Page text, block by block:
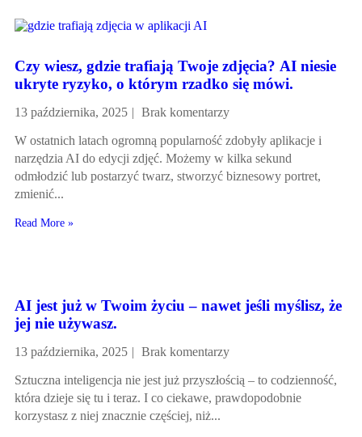
Czy wiesz, gdzie trafiają Twoje zdjęcia? AI niesie
ukryte ryzyko, o którym rzadko się mówi.
13 października, 2025 Brak komentarzy
W ostatnich latach ogromną popularność zdobyły aplikacje i
narzędzia AI do edycji zdjęć. Możemy w kilka sekund
odmłodzić lub postarzyć twarz, stworzyć biznesowy portret,
zmienić...
Read More »
AI jest już w Twoim życiu – nawet jeśli myślisz, że
jej nie używasz.
13 października, 2025 Brak komentarzy
Sztuczna inteligencja nie jest już przyszłością – to codzienność,
która dzieje się tu i teraz. I co ciekawe, prawdopodobnie
korzystasz z niej znacznie częściej, niż...